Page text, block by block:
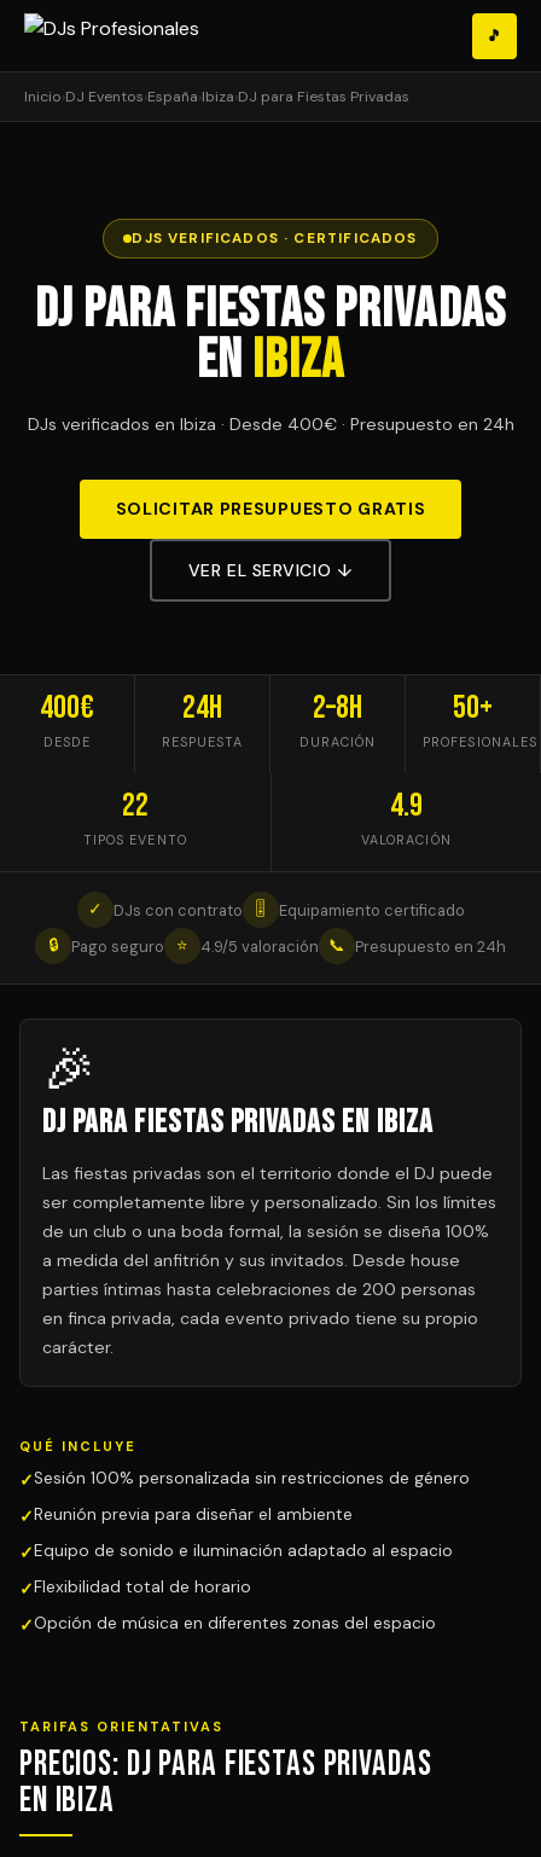
🎵
Inicio›DJ Eventos›España›Ibiza›DJ para Fiestas Privadas
DJS VERIFICADOS · CERTIFICADOS
DJ para Fiestas Privadas
en Ibiza
DJs verificados en Ibiza · Desde 400€ · Presupuesto en 24h
SOLICITAR PRESUPUESTO GRATIS
VER EL SERVICIO ↓
400€
DESDE
24h
RESPUESTA
2–8h
DURACIÓN
50+
PROFESIONALES
22
TIPOS EVENTO
4.9
VALORACIÓN
✓ DJs con contrato 🎚
Equipamiento certificado
🔒
Pago seguro ⭐ 4.9/5 valoración 📞 Presupuesto en 24h
🎉
DJ para Fiestas Privadas en Ibiza
Las fiestas privadas son el territorio donde el DJ puede
ser completamente libre y personalizado. Sin los límites
de un club o una boda formal, la sesión se diseña 100%
a medida del anfitrión y sus invitados. Desde house
parties íntimas hasta celebraciones de 200 personas
en finca privada, cada evento privado tiene su propio
carácter.
QUÉ INCLUYE
Sesión 100% personalizada sin restricciones de género
Reunión previa para diseñar el ambiente
Equipo de sonido e iluminación adaptado al espacio
Flexibilidad total de horario
Opción de música en diferentes zonas del espacio
TARIFAS ORIENTATIVAS
Precios: DJ para Fiestas Privadas
en Ibiza